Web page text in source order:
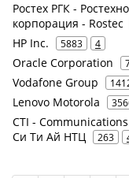
Ростех РГК -
корпорация - Rostec
HP Inc. 5883 4
Oracle Corporation
Vodafone Group
Lenovo Motorola
CTI -
Си Ти Ай НТЦ
263